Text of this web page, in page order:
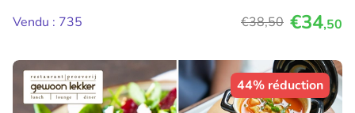
Vendu : 735
€38,50 €34,50
44% réduction